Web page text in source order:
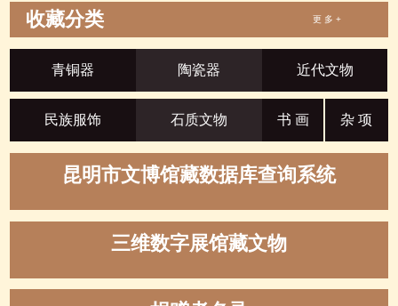
收藏分类 更 多 +
青铜器 陶瓷器 近代文物
民族服饰 石质文物 书 画 杂 项
昆明市文博馆藏数据库查询系统
三维数字展馆藏文物